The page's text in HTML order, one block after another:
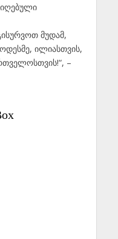
მუდამ,
ილიასთვის,
–